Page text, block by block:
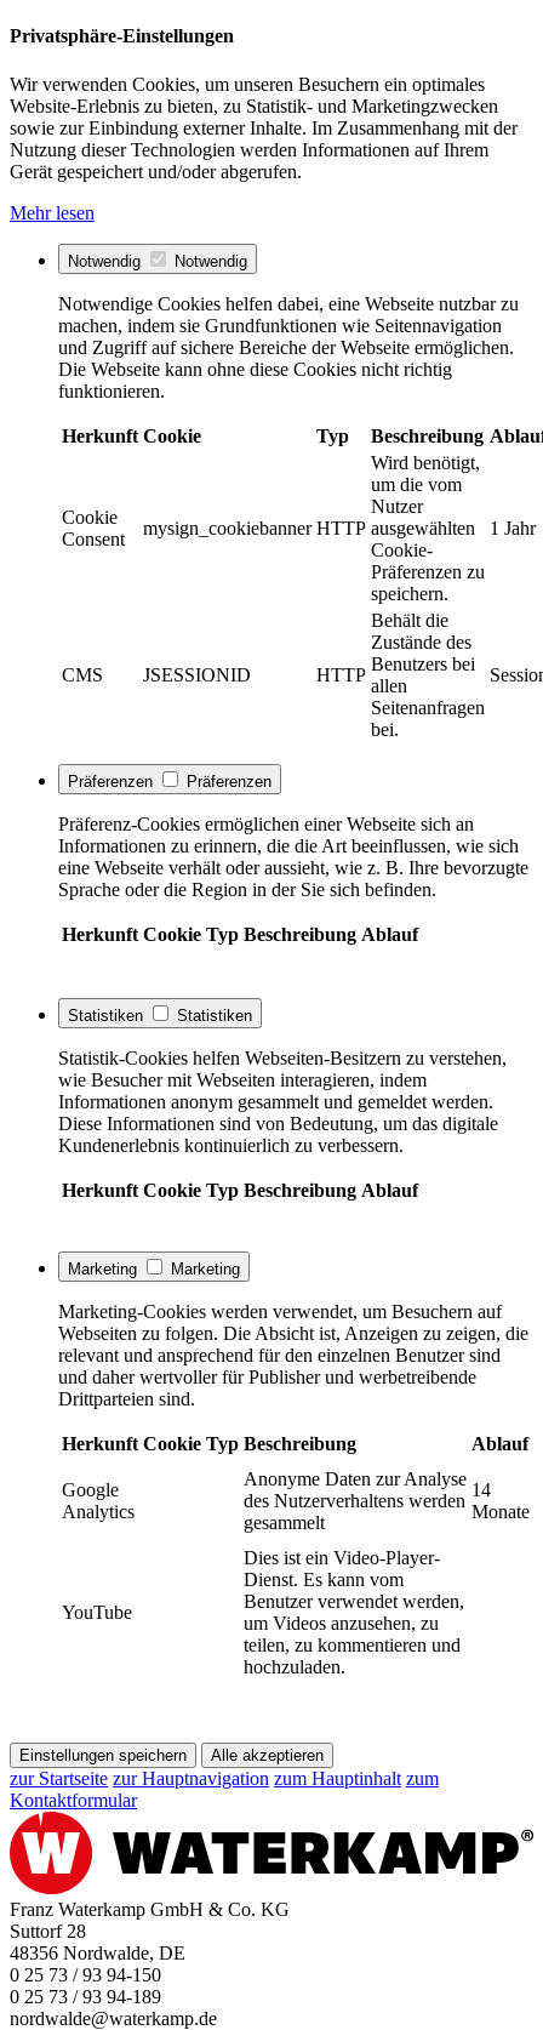
Privatsphäre-Einstellungen
Wir verwenden Cookies, um unseren Besuchern ein optimales
Website-Erlebnis zu bieten, zu Statistik- und Marketingzwecken
sowie zur Einbindung externer Inhalte. Im Zusammenhang mit der
Nutzung dieser Technologien werden Informationen auf Ihrem
Gerät gespeichert und/oder abgerufen.
Mehr lesen
Notwendig Notwendig
Notwendige Cookies helfen dabei, eine Webseite nutzbar zu
machen, indem sie Grundfunktionen wie Seitennavigation
und Zugriff auf sichere Bereiche der Webseite ermöglichen.
Die Webseite kann ohne diese Cookies nicht richtig
funktionieren.
Herkunft Cookie Typ Beschreibung
Cookie
Consent
mysign_cookiebanner HTTP
Wird benötigt,
um die vom
Nutzer
ausgewählten
Cookie-
Präferenzen zu
speichern.
1 Jahr
CMS JSESSIONID HTTP
Behält die
Zustände des
Benutzers bei
allen
Seitenanfragen
bei.
Präferenzen Präferenzen
Präferenz-Cookies ermöglichen einer Webseite sich an
Informationen zu erinnern, die die Art beeinflussen, wie sich
eine Webseite verhält oder aussieht, wie z. B. Ihre bevorzugte
Sprache oder die Region in der Sie sich befinden.
Herkunft Cookie Typ Beschreibung Ablauf
Statistiken Statistiken
Statistik-Cookies helfen Webseiten-Besitzern zu verstehen,
wie Besucher mit Webseiten interagieren, indem
Informationen anonym gesammelt und gemeldet werden.
Diese Informationen sind von Bedeutung, um das digitale
Kundenerlebnis kontinuierlich zu verbessern.
Herkunft Cookie Typ Beschreibung Ablauf
Marketing Marketing
Marketing-Cookies werden verwendet, um Besuchern auf
Webseiten zu folgen. Die Absicht ist, Anzeigen zu zeigen, die
relevant und ansprechend für den einzelnen Benutzer sind
und daher wertvoller für Publisher und werbetreibende
Drittparteien sind.
Herkunft Cookie Typ Beschreibung Ablauf
Google
Analytics
Anonyme Daten zur Analyse
des Nutzerverhaltens werden
gesammelt
14
Monate
YouTube
Dies ist ein Video-Player-
Dienst. Es kann vom
Benutzer verwendet werden,
um Videos anzusehen, zu
teilen, zu kommentieren und
hochzuladen.
Einstellungen speichern Alle akzeptieren
zur Startseite zur Hauptnavigation zum Hauptinhalt zum
Kontaktformular
Franz Waterkamp GmbH & Co. KG
Suttorf 28
48356 Nordwalde, DE
0 25 73 / 93 94-150
0 25 73 / 93 94-189
nordwalde@waterkamp.de